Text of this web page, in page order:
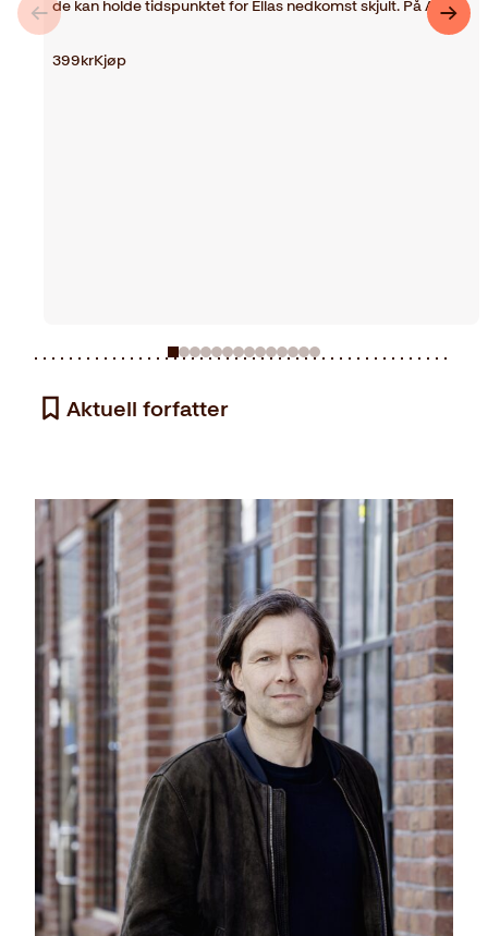
de kan holde tidspunktet for Ellas nedkomst skjult. På Aus…
399krKjøp
Aktuell forfatter